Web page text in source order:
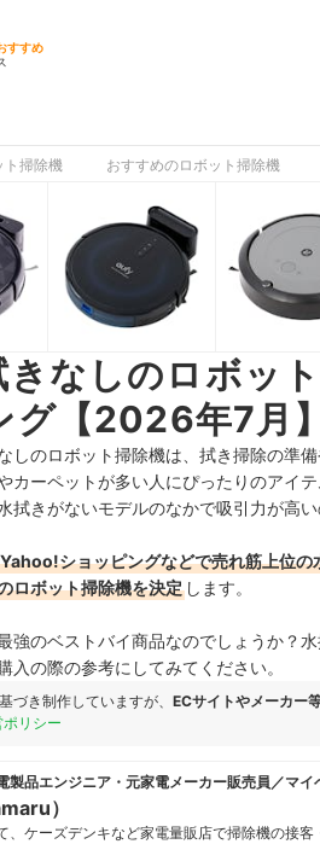
すすめ
ト掃除機 おすすめのロボット掃除機
きなしのロボッ
【2026年7月】
しのロボット掃除機は、拭き掃除の準備
カーペットが多い人にぴったりのアイ
拭きがないモデルのなかで吸引力が高
ショッピングなどで売れ筋上位の
ロボット掃除機を決定 します。
強のベストバイ商品なのでしょうか？
の際の参考にしてみてください。
づき制作していますが、 ECサイトやメーカー
リシー
製品エンジニア・元家電メーカー販売員／マイ
）
、ケーズデンキなど家電量販店で掃除機の接